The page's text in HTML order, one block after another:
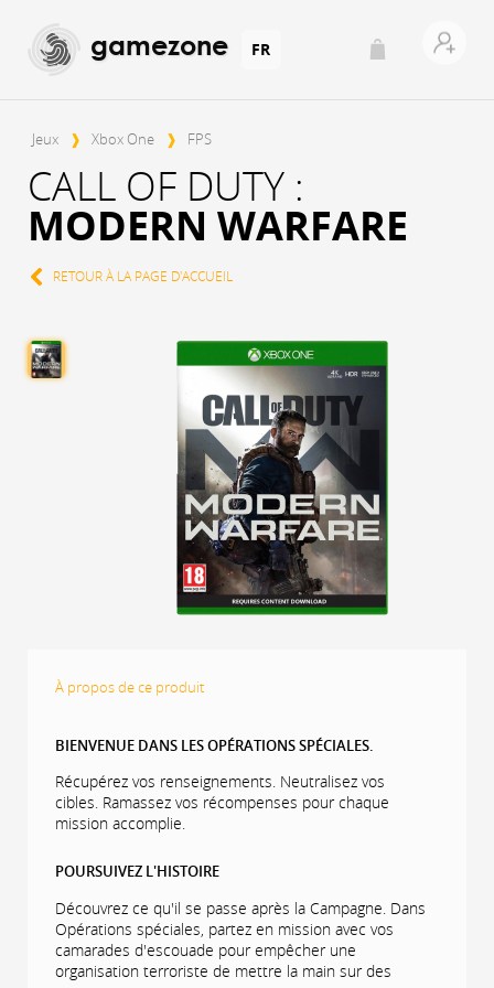
gamezone FR
Jeux ❱ Xbox One ❱ FPS
CALL OF DUTY :
MODERN WARFARE
RETOUR À LA PAGE D'ACCUEIL
À propos de ce produit
BIENVENUE DANS LES OPÉRATIONS SPÉCIALES.
Récupérez vos renseignements. Neutralisez vos
cibles. Ramassez vos récompenses pour chaque
mission accomplie.
POURSUIVEZ L'HISTOIRE
Découvrez ce qu'il se passe après la Campagne. Dans
Opérations spéciales, partez en mission avec vos
camarades d'escouade pour empêcher une
organisation terroriste de mettre la main sur des